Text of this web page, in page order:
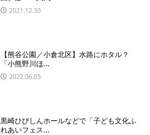
2021.12.30
【熊谷公園／小倉北区】水路にホタル？
「小熊野川ほ...
2022.06.05
黒崎ひびしんホールなどで「子ども文化ふ
れあいフェス...